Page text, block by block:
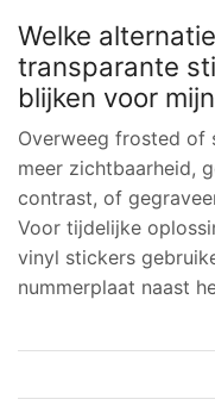
Welke
transparante
blijken voor
Overweeg frosted of
meer zichtbaarheid,
contrast, of
Voor tijdelijke
vinyl stickers
nummerplaat naast